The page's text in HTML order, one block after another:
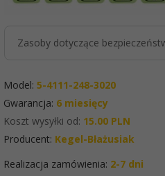
Zasoby dotyczące
Model: 5-4111-248-3020
Gwarancja: 6 miesięcy
Koszt wysyłki od: 15.00 PLN
Producent: Kegel-Błażusiak
Realizacja zamówienia: 2-7 dni